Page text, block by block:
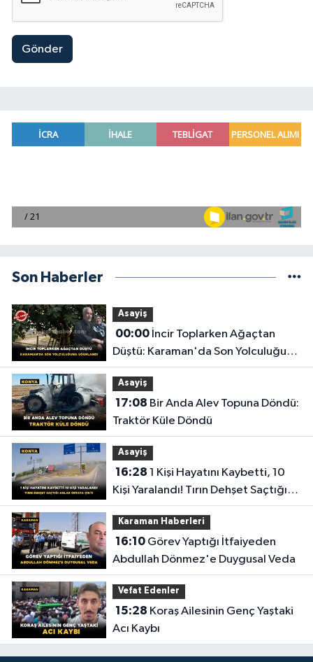
Gönder
Son Haberler
Asayiş
00:00İncir Toplarken Ağaçtan
Düştü: Karaman'da Son Yolculuğuna
Uğurlandı
Asayiş
17:08
Traktör Küle Döndü
Asayiş
16:28
Kişi Yaralandı! Tırın Dehşet Saçtığı
Anlar Ortaya Çıktı
Karaman Haberleri
16:10Görev Yaptığı İtfaiyeden
Abdullah Dönmez'e Duygusal Veda
Vefat Edenler
15:28
Acı Kaybı